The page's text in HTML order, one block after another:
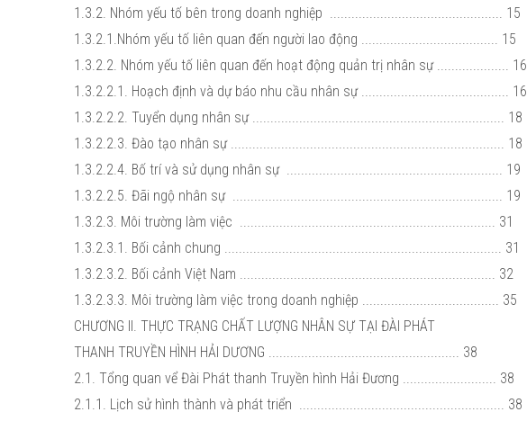
1.3.2. Nhóm yếu tố bên trong doanh nghiệp ................................................ 15
1.3.2.1.Nhóm yếu tố liên quan đến người lao động ...................................... 15
1.3.2.2. Nhóm yếu tố liên quan đến hoạt động quản trị nhân sự .................... 16
1.3.2.2.1. Hoạch định và dự báo nhu cầu nhân sự ......................................... 16
1.3.2.2.2. Tuyển dụng nhân sự ...................................................................... 18
1.3.2.2.3. Đào tạo nhân sự ............................................................................ 18
1.3.2.2.4. Bố trí và sử dụng nhân sự ............................................................ 19
1.3.2.2.5. Đãi ngộ nhân sự ........................................................................... 19
1.3.2.3. Môi trường làm việc ....................................................................... 31
1.3.2.3.1. Bối cảnh chung ............................................................................. 31
1.3.2.3.2. Bối cảnh Việt Nam ....................................................................... 32
1.3.2.3.3. Môi trường làm việc trong doanh nghiệp ...................................... 35
CHƯƠNG II. THỰC TRẠNG CHẤT LƯỢNG NHÂN SỰ TẠI ĐÀI PHÁT
THANH TRUYỀN HÌNH HẢI DƯƠNG ..................................................... 38
2.1. Tổng quan vể Đài Phát thanh Truyền hình Hải Đương .......................... 38
2.1.1. Lịch sử hình thành và phát triển ......................................................... 38